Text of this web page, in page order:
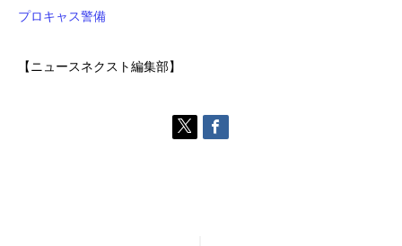
プロキャス警備
【ニュースネクスト編集部】